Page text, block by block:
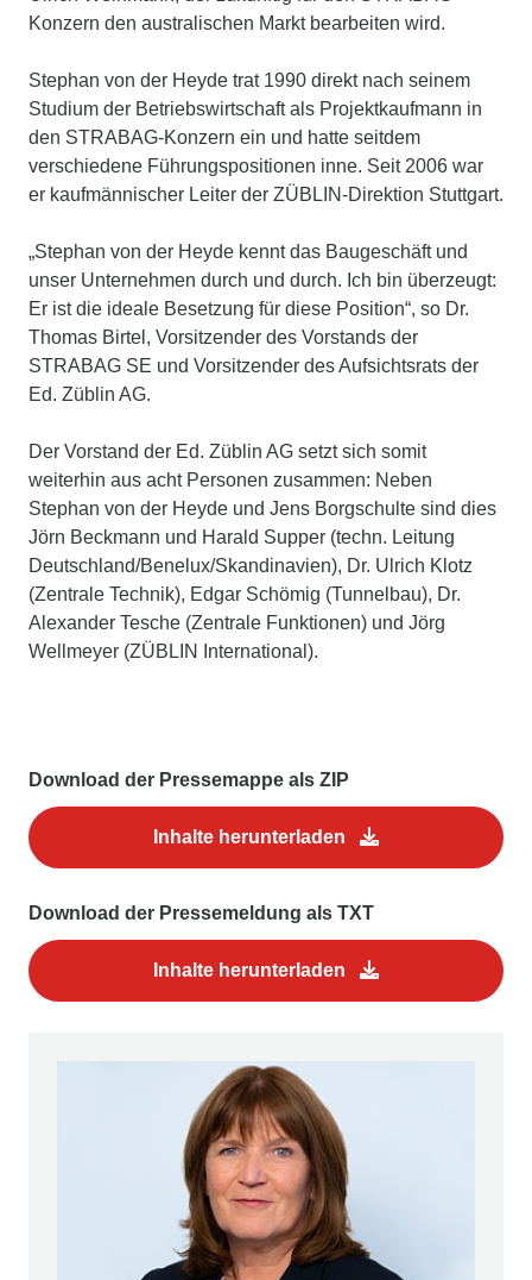
Konzern den australischen Markt bearbeiten wird.
Stephan von der Heyde trat 1990 direkt nach seinem
Studium der Betriebswirtschaft als Projektkaufmann in
den STRABAG-Konzern ein und hatte seitdem
verschiedene Führungspositionen inne. Seit 2006 war
er kaufmännischer Leiter der ZÜBLIN-Direktion Stuttgart.
„Stephan von der Heyde kennt das Baugeschäft und
unser Unternehmen durch und durch. Ich bin überzeugt:
Er ist die ideale Besetzung für diese Position“, so Dr.
Thomas Birtel, Vorsitzender des Vorstands der
STRABAG SE und Vorsitzender des Aufsichtsrats der
Ed. Züblin AG.
Der Vorstand der Ed. Züblin AG setzt sich somit
weiterhin aus acht Personen zusammen: Neben
Stephan von der Heyde und Jens Borgschulte sind dies
Jörn Beckmann und Harald Supper (techn. Leitung
Deutschland/Benelux/Skandinavien), Dr. Ulrich Klotz
(Zentrale Technik), Edgar Schömig (Tunnelbau), Dr.
Alexander Tesche (Zentrale Funktionen) und Jörg
Wellmeyer (ZÜBLIN International).
Download der Pressemappe als ZIP
Inhalte herunterladen
Download der Pressemeldung als TXT
Inhalte herunterladen